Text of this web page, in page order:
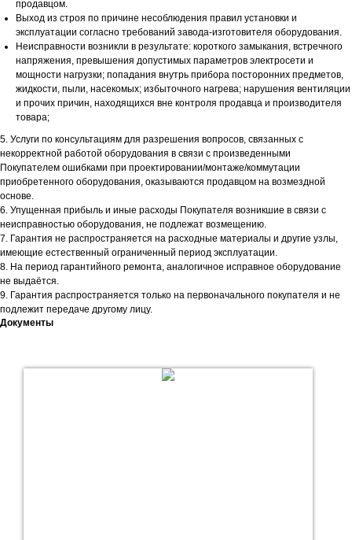
продавцом.
Выход из строя по причине несоблюдения правил установки и
эксплуатации согласно требований завода-изготовителя оборудования.
Неисправности возникли в результате: короткого замыкания, встречного
напряжения, превышения допустимых параметров электросети и
мощности нагрузки; попадания внутрь прибора посторонних предметов,
жидкости, пыли, насекомых; избыточного нагрева; нарушения вентиляции
и прочих причин, находящихся вне контроля продавца и производителя
товара;
5. Услуги по консультациям для разрешения вопросов, связанных с
некорректной работой оборудования в связи с произведенными
Покупателем ошибками при проектировании/монтаже/коммутации
приобретенного оборудования, оказываются продавцом на возмездной
основе.
6. Упущенная прибыль и иные расходы Покупателя возникшие в связи с
неисправностью оборудования, не подлежат возмещению.
7. Гарантия не распространяется на расходные материалы и другие узлы,
имеющие естественный ограниченный период эксплуатации.
8. На период гарантийного ремонта, аналогичное исправное оборудование
не выдаётся.
9. Гарантия распространяется только на первоначального покупателя и не
подлежит передаче другому лицу.
Документы